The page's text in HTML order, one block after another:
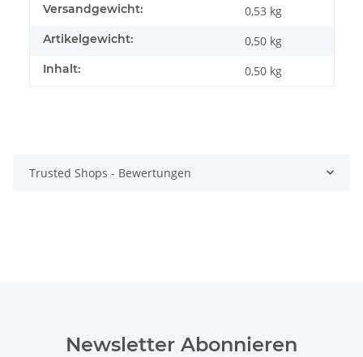
Produkteigenschaft
Wert
Versandgewicht: 0,53 kg
Artikelgewicht: 0,50 kg
Inhalt: 0,50 kg
Trusted Shops - Bewertungen
Newsletter Abonnieren